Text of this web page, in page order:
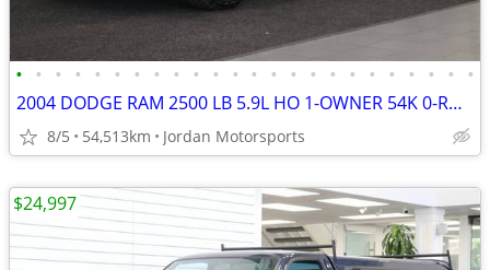
• • • • • • • • • • • • • • • • • • • • • • • •
2004 DODGE RAM 2500 LB 5.9L HO 1-OWNER 54K 0-RUST 3500 2005 2006 2007
8/5 54,513km Jordan Motorsports
$24,997